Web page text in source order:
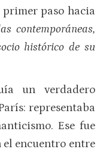
paso hacia
contemporáneas,
histórico de su
un verdadero
representaba
Ese fue
el encuentro entre